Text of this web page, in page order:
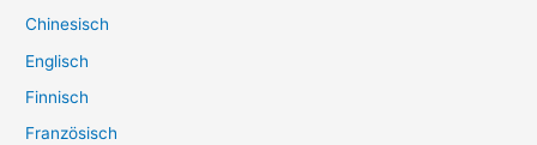
Chinesisch
Englisch
Finnisch
Französisch